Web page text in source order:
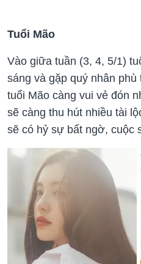
Tuổi Mão
Vào giữa tuần (3, 4, 5/1)
sáng và gặp quý nhân
tuổi Mão càng vui vẻ đón
sẽ càng thu hút nhiều tài
sẽ có hỷ sự bất ngờ, cuộc